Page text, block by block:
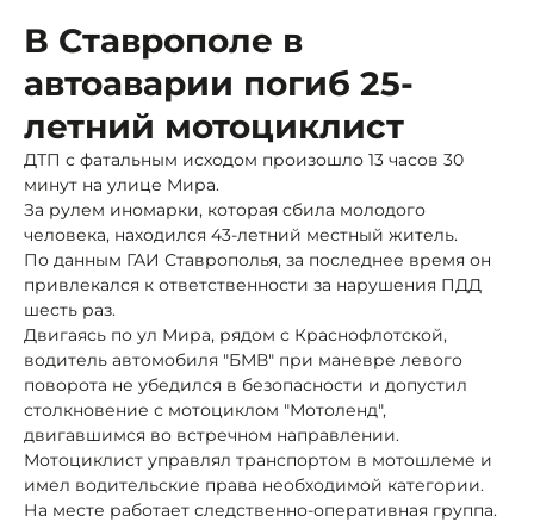
В Ставрополе в
автоаварии погиб 25-
летний мотоциклист
ДТП с фатальным исходом произошло 13 часов 30
минут на улице Мира.
За рулем иномарки, которая сбила молодого
человека, находился 43-летний местный житель.
По данным ГАИ Ставрополья, за последнее время он
привлекался к ответственности за нарушения ПДД
шесть раз.
Двигаясь по ул Мира, рядом с Краснофлотской,
водитель автомобиля "БМВ" при маневре левого
поворота не убедился в безопасности и допустил
столкновение с мотоциклом "Мотоленд",
двигавшимся во встречном направлении.
Мотоциклист управлял транспортом в мотошлеме и
имел водительские права необходимой категории.
На месте работает следственно-оперативная группа.